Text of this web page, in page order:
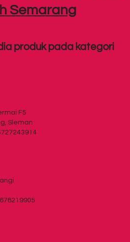
Semarang
produk pada kategori
F5
Sleman